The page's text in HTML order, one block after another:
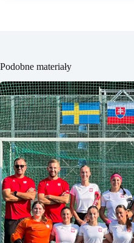
Podobne materiały